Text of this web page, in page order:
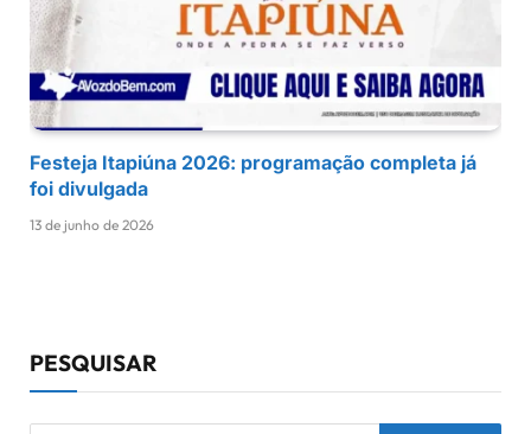
Festeja Itapiúna 2026: programação completa já
foi divulgada
13 de junho de 2026
PESQUISAR